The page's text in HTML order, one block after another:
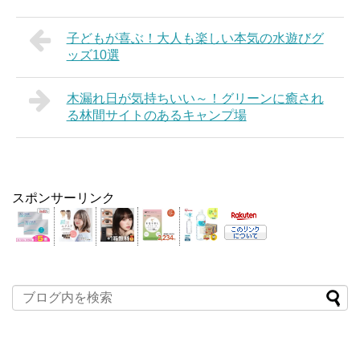
子どもが喜ぶ！大人も楽しい本気の水遊びグ
ッズ10選
木漏れ日が気持ちいい～！グリーンに癒され
る林間サイトのあるキャンプ場
スポンサーリンク